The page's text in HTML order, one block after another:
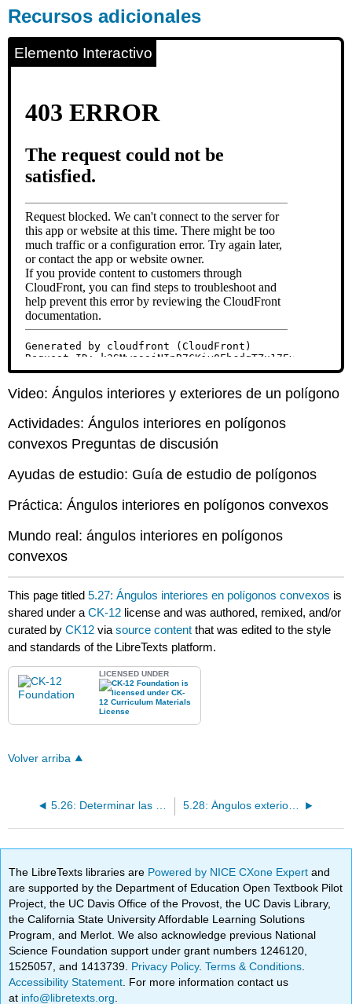
Recursos adicionales
Elemento Interactivo
Video: Ángulos interiores y exteriores de un polígono
Actividades: Ángulos interiores en polígonos
convexos Preguntas de discusión
Ayudas de estudio: Guía de estudio de polígonos
Práctica: Ángulos interiores en polígonos convexos
Mundo real: ángulos interiores en polígonos
convexos
This page titled5.27: Ángulos interiores en polígonos convexos is
shared under aCK-12 license and was authored, remixed, and/or
curated byCK12 viasource content that was edited to the style
and standards of the LibreTexts platform.
LICENSED UNDER
Volver arriba
5.26: Determinar las medidas de ángulo faltantes 5.28: Ángulos exteriores en polígonos convexos
The LibreTexts libraries are Powered by NICE CXone Expertand
are supported by the Department of Education Open Textbook Pilot
Project, the UC Davis Office of the Provost, the UC Davis Library,
the California State University Affordable Learning Solutions
Program, and Merlot. We also acknowledge previous National
Science Foundation support under grant numbers 1246120,
1525057, and 1413739. Privacy Policy.Terms & Conditions
Accessibility Statement . For more information contact us
at info@libretexts.org